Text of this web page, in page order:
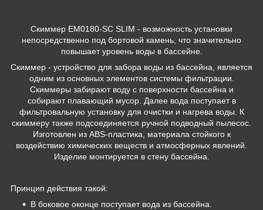
Cкиммер EM0180-SС SLIM - возможность установки
непосредственно под бортовой камень, что значительно
повышает уровень воды в бассейне.
Скиммер - устройство для забора воды из бассейна, является
одним из основных элементов системы фильтрации.
Скиммеры забирают воду с поверхности бассейна и
собирают плавающий мусор. Далее вода поступает в
фильтровальную установку для очистки и нагрева воды. К
скиммеру также подсоединяется ручной подводный пылесос.
Изготовлен из ABS-пластика, материала стойкого к
воздействию химических веществ и атмосферных явлений.
Изделие монтируется в стену бассейна.
Принцип действия такой:
В боковое оконце поступает вода из бассейна.